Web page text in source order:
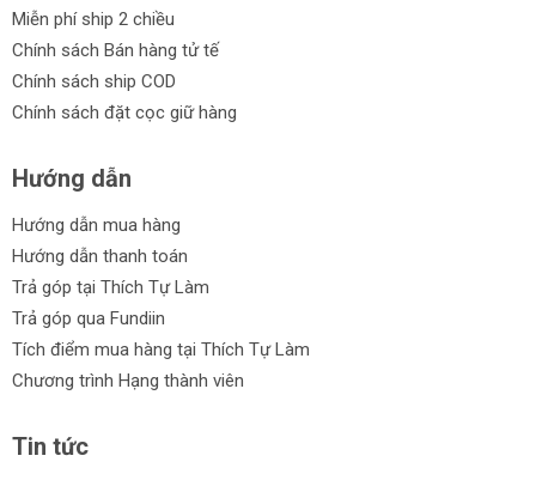
Miễn phí ship 2 chiều
Chính sách Bán hàng tử tế
Chính sách ship COD
Chính sách đặt cọc giữ hàng
Hướng dẫn
Hướng dẫn mua hàng
Hướng dẫn thanh toán
Trả góp tại Thích Tự Làm
Trả góp qua Fundiin
Tích điểm mua hàng tại Thích Tự Làm
Chương trình Hạng thành viên
Tin tức